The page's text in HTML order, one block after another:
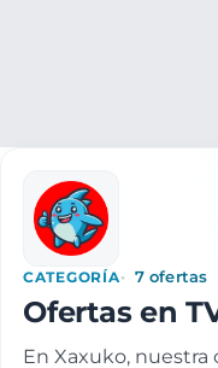
CATEGORÍA 7 ofertas
Ofertas en
En Xaxuko,